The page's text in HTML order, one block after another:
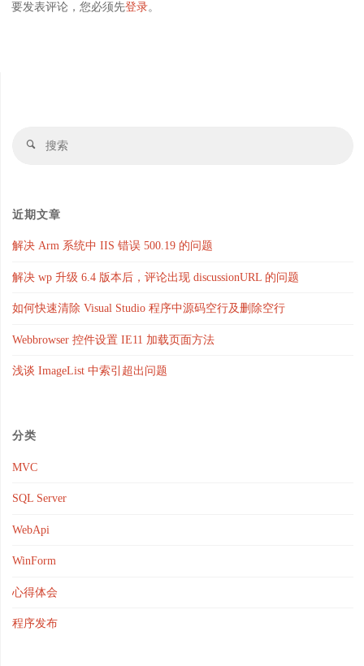
要发表评论，您必须先登录。
搜
近期文章
解决 Arm 系统中 IIS 错误 500.19 的问题
解决 wp 升级 6.4 版本后，评论出现 discussionURL 的问题
如何快速清除 Visual Studio 程序中源码空行及删除空行
Webbrowser 控件设置 IE11 加载页面方法
浅谈 ImageList 中索引超出问题
分类
MVC
SQL Server
WebApi
WinForm
心得体会
程序发布